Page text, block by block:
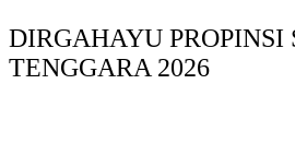
DIRGAHAYU PROPINSI
TENGGARA 2026